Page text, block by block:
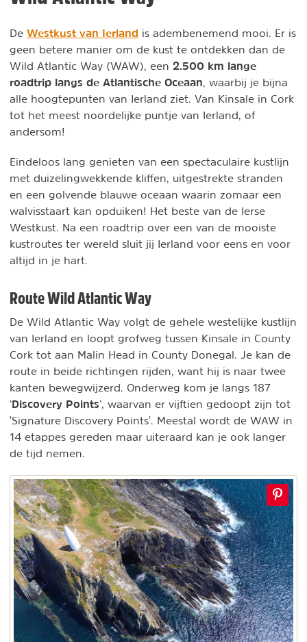
De Westkust van Ierland is adembenemend mooi. Er is
geen betere manier om de kust te ontdekken dan de
Wild Atlantic Way (WAW), een 2.500 km lange
roadtrip langs de Atlantische Oceaan , waarbij je bijna
alle hoogtepunten van Ierland ziet. Van Kinsale in Cork
tot het meest noordelijke puntje van Ierland, of
andersom!
Eindeloos lang genieten van een spectaculaire kustlijn
met duizelingwekkende kliffen, uitgestrekte stranden
en een golvende blauwe oceaan waarin zomaar een
walvisstaart kan opduiken! Het beste van de Ierse
Westkust. Na een roadtrip over een van de mooiste
kustroutes ter wereld sluit jij Ierland voor eens en voor
altijd in je hart.
Route Wild Atlantic Way
De Wild Atlantic Way volgt de gehele westelijke kustlijn
van Ierland en loopt grofweg tussen Kinsale in County
Cork tot aan Malin Head in County Donegal. Je kan de
route in beide richtingen rijden, want hij is naar twee
kanten bewegwijzerd. Onderweg kom je langs 187
‘Discovery Points’, waarvan er vijftien gedoopt zijn tot
'Signature Discovery Points'. Meestal wordt de WAW in
14 etappes gereden maar uiteraard kan je ook langer
de tijd nemen.